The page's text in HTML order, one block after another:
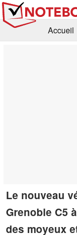
Accueil
Le nouveau
Grenoble C5
des moyeux